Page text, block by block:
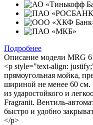
Подробнее
Описание модели MRG
<p style="text-align:
прямоугольная мойка,
шириной не менее 60 см.
из ударостойкого и
Fragranit. Вентиль-
быстро и удобно
</p>